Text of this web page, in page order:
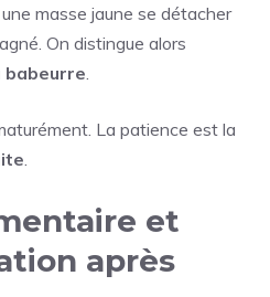
masse jaune se détacher
On distingue alors
babeurre.
La patience est la
.
et
après